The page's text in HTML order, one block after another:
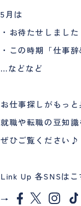
5月は
・お待たせしまし
・この時期「仕事
…などなど
お仕事探しがもっ
就職や転職の豆知
ぜひご覧ください♪
Link Up 各SNSはこ
→